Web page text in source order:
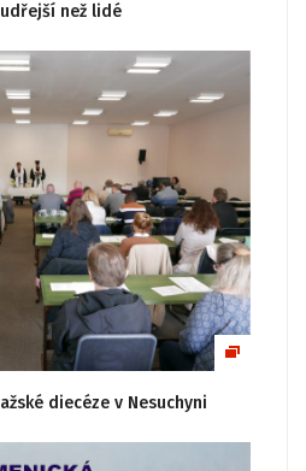
než lidé
diecéze v Nesuchyni